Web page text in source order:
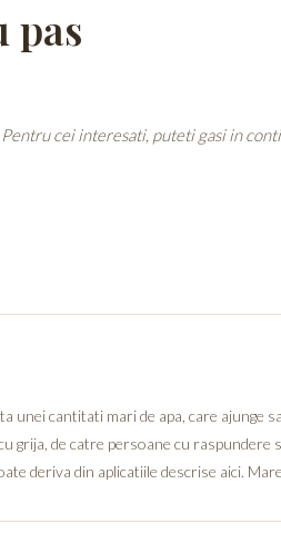
pas
cei interesati, puteti gasi in
unei cantitati mari de apa, care
grija, de catre persoane cu
deriva din aplicatiile descrise aici.